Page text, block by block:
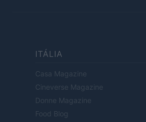
ITÁLIA
Casa Magazine
Cineverse Magazine
Donne Magazine
Food Blog